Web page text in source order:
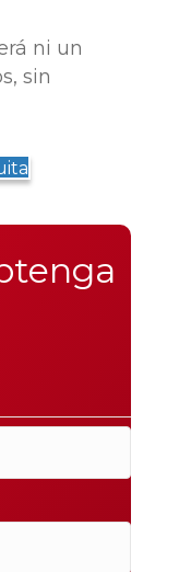
ni un
sin